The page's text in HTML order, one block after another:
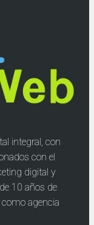
integral, con
con el
digital y
10 años de
agencia